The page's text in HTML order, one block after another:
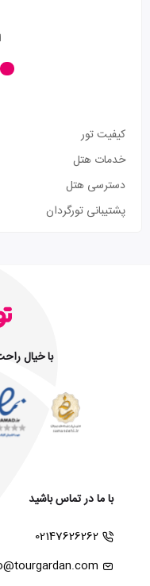
کیفیت تور
خدمات هتل
دسترسی هتل
پشتیبانی تورگردان
با خیال
با ما در تماس باشید
02147626262